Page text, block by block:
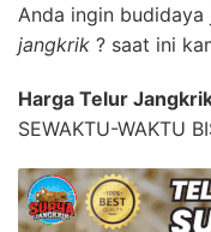
Anda ingin
jangkrik ? saat ini
Harga Telur
SEWAKTU-WAKTU